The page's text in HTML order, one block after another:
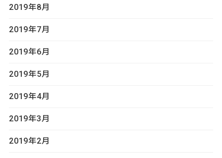
2019年8月
2019年7月
2019年6月
2019年5月
2019年4月
2019年3月
2019年2月